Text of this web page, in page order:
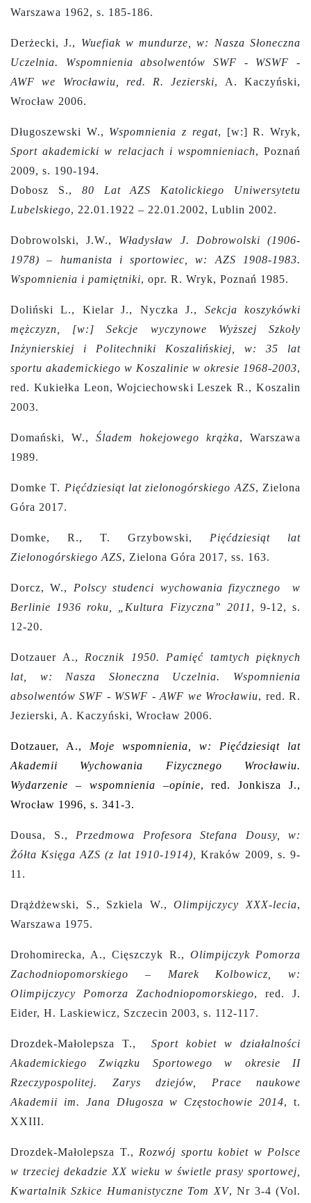
Warszawa 1962, s. 185-186.
Derżecki, J., Wuefiak w mundurze, w: Nasza Słoneczna
Uczelnia. Wspomnienia absolwentów SWF - WSWF -
AWF we Wrocławiu, red. R. Jezierski, A. Kaczyński,
Wrocław 2006.
Długoszewski W., Wspomnienia z regat, [w:] R. Wryk,
Sport akademicki w relacjach i wspomnieniach, Poznań
2009, s. 190-194.
Dobosz S., 80 Lat AZS Katolickiego Uniwersytetu
Lubelskiego, 22.01.1922 – 22.01.2002, Lublin 2002.
Dobrowolski, J.W., Władysław J. Dobrowolski (1906-
1978) – humanista i sportowiec, w: AZS 1908-1983.
Wspomnienia i pamiętniki, opr. R. Wryk, Poznań 1985.
Doliński L., Kielar J., Nyczka J., Sekcja koszykówki
mężczyzn, [w:] Sekcje wyczynowe Wyższej Szkoły
Inżynierskiej i Politechniki Koszalińskiej, w:
35 lat
sportu akademickiego w Koszalinie w okresie 1968-2003,
red. Kukiełka Leon, Wojciechowski Leszek R., Koszalin
2003.
Domański, W., Śladem hokejowego krążka, Warszawa
1989.
Domke T. Pięćdziesiąt lat zielonogórskiego AZS, Zielona
Góra 2017.
Domke, R., T. Grzybowski, Pięćdziesiąt lat
Zielonogórskiego AZS, Zielona Góra 2017, ss. 163.
Dorcz, W., Polscy studenci wychowania fizycznego w
Berlinie 1936 roku, „Kultura Fizyczna” 2011 , 9-12, s.
12-20.
Dotzauer A., Rocznik 1950. Pamięć tamtych pięknych
lat, w: Nasza Słoneczna Uczelnia. Wspomnienia
absolwentów SWF - WSWF - AWF we Wrocławiu, red. R.
Jezierski, A. Kaczyński, Wrocław 2006.
Dotzauer, A., Moje wspomnienia, w: Pięćdziesiąt lat
Akademii Wychowania Fizycznego Wrocławiu.
Wydarzenie – wspomnienia –opinie, red. Jonkisza J.,
Wrocław 1996, s. 341-3.
Dousa, S., Przedmowa Profesora Stefana Dousy, w:
Żółta Księga AZS (z lat 1910-1914),
Kraków 2009, s. 9-
11.
Drążdżewski, S., Szkiela W.,Olimpijczycy XXX-lecia,
Warszawa 1975.
Drohomirecka, A., Cięszczyk R., Olimpijczyk Pomorza
Zachodniopomorskiego – Marek Kolbowicz, w:
Olimpijczycy Pomorza Zachodniopomorskiego, red. J.
Eider, H. Laskiewicz, Szczecin 2003, s. 112-117.
Drozdek-Małolepsza T., Sport kobiet w działalności
Akademickiego Związku Sportowego w okresie II
Rzeczypospolitej. Zarys dziejów, Prace naukowe
Akademii im. Jana Długosza w Częstochowie 2014, t.
XXIII.
Drozdek-Małolepsza T., Rozwój sportu kobiet w Polsce
w trzeciej dekadzie XX wieku w świetle prasy sportowej,
Kwartalnik Szkice Humanistyczne Tom XV, Nr 3-4 (Vol.